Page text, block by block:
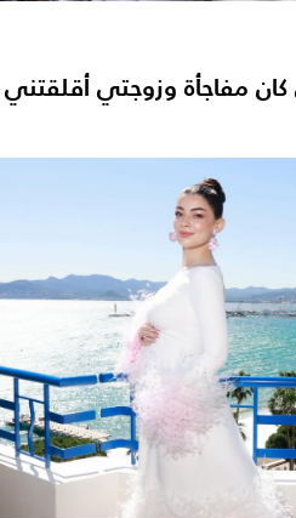
مفاجأة وزوجتي أقلقتني